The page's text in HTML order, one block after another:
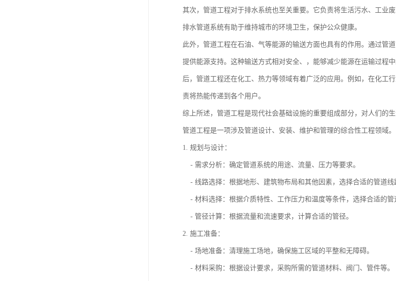
其次，管道工程对于排水系统也至关重要。它负责将生活污水、工业
排水管道系统有助于维持城市的环境卫生，保护公众健康。
此外，管道工程在石油、气等能源的输送方面也具有的作用。通过管
提供能源支持。这种输送方式相对安全、，能够减少能源在运输过程中
后，管道工程还在化工、热力等领域有着广泛的应用。例如，在化工
责将热能传递到各个用户。
综上所述，管道工程是现代社会基础设施的重要组成部分，对人们的
管道工程是一项涉及管道设计、安装、维护和管理的综合性工程领域
1. 规划与设计：
- 需求分析：确定管道系统的用途、流量、压力等要求。
- 线路选择：根据地形、建筑物布局和其他因素，选择合适的管道线
- 材料选择：根据介质特性、工作压力和温度等条件，选择合适的管
- 管径计算：根据流量和流速要求，计算合适的管径。
2. 施工准备：
- 场地准备：清理施工场地，确保施工区域的平整和无障碍。
- 材料采购：根据设计要求，采购所需的管道材料、阀门、管件等。